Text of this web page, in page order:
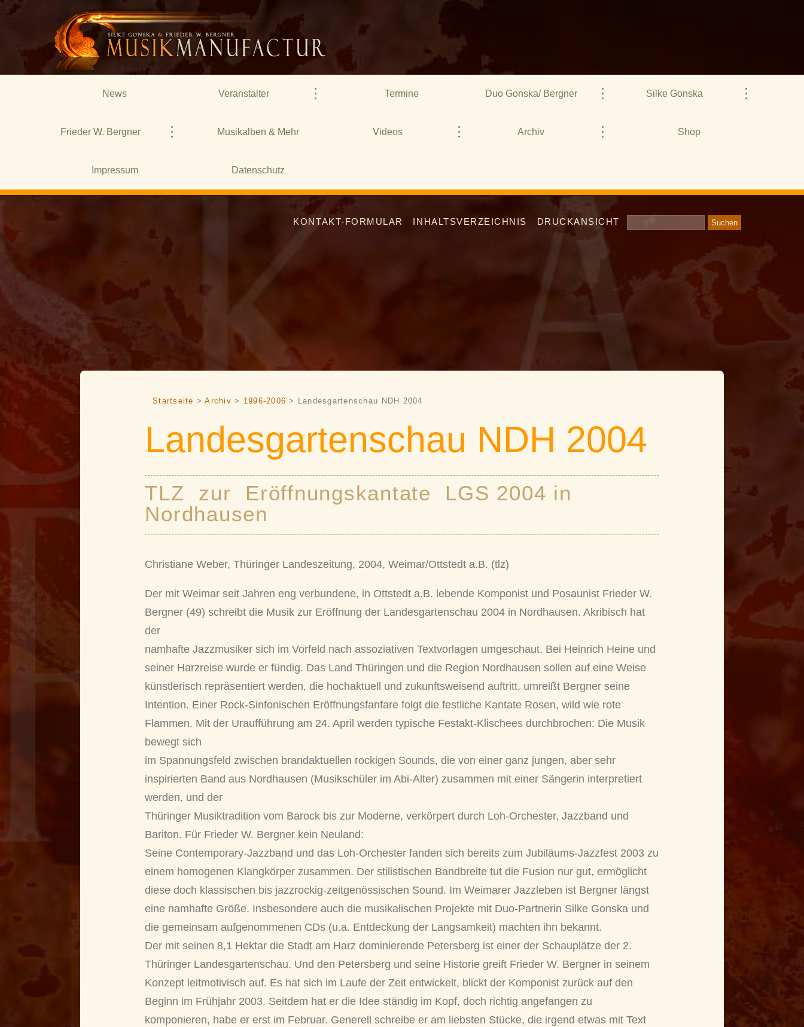
News Veranstalter Termine Duo Gonska/ Bergner Silke Gonska
Frieder W. Bergner Musikalben & Mehr Videos Archiv Shop
Impressum Datenschutz
KONTAKT-FORMULAR INHALTSVERZEICHNIS DRUCKANSICHT
Startseite >Archiv > 1996-2006 > Landesgartenschau NDH 2004
Landesgartenschau NDH 2004
TLZ zur Eröffnungskantate LGS 2004 in
Nordhausen
Christiane Weber, Thüringer Landeszeitung, 2004, Weimar/Ottstedt a.B. (tlz)
Der mit Weimar seit Jahren eng verbundene, in Ottstedt a.B. lebende Komponist und Posaunist Frieder W.
Bergner (49) schreibt die Musik zur Eröffnung der Landesgartenschau 2004 in Nordhausen. Akribisch hat
der
namhafte Jazzmusiker sich im Vorfeld nach assoziativen Textvorlagen umgeschaut. Bei Heinrich Heine und
seiner Harzreise wurde er fündig. Das Land Thüringen und die Region Nordhausen sollen auf eine Weise
künstlerisch repräsentiert werden, die hochaktuell und zukunftsweisend auftritt, umreißt Bergner seine
Intention. Einer Rock-Sinfonischen Eröffnungsfanfare folgt die festliche Kantate Rosen, wild wie rote
Flammen. Mit der Uraufführung am 24. April werden typische Festakt-Klischees durchbrochen: Die Musik
bewegt sich
im Spannungsfeld zwischen brandaktuellen rockigen Sounds, die von einer ganz jungen, aber sehr
inspirierten Band aus Nordhausen (Musikschüler im Abi-Alter) zusammen mit einer Sängerin interpretiert
werden, und der
Thüringer Musiktradition vom Barock bis zur Moderne, verkörpert durch Loh-Orchester, Jazzband und
Bariton. Für Frieder W. Bergner kein Neuland:
Seine Contemporary-Jazzband und das Loh-Orchester fanden sich bereits zum Jubiläums-Jazzfest 2003 zu
einem homogenen Klangkörper zusammen. Der stilistischen Bandbreite tut die Fusion nur gut, ermöglicht
diese doch klassischen bis jazzrockig-zeitgenössischen Sound. Im Weimarer Jazzleben ist Bergner längst
eine namhafte Größe. Insbesondere auch die musikalischen Projekte mit Duo-Partnerin Silke Gonska und
die gemeinsam aufgenommenen CDs (u.a. Entdeckung der Langsamkeit) machten ihn bekannt.
Der mit seinen 8,1 Hektar die Stadt am Harz dominierende Petersberg ist einer der Schauplätze der 2.
Thüringer Landesgartenschau. Und den Petersberg und seine Historie greift Frieder W. Bergner in seinem
Konzept leitmotivisch auf. Es hat sich im Laufe der Zeit entwickelt, blickt der Komponist zurück auf den
Beginn im Frühjahr 2003. Seitdem hat er die Idee ständig im Kopf, doch richtig angefangen zu
komponieren, habe er erst im Februar. Generell schreibe er am liebsten Stücke, die irgend etwas mit Text